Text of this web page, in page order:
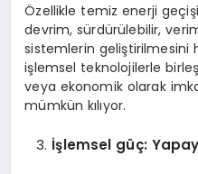
Özellikle temiz enerji
devrim, sürdürülebilir,
sistemlerin geliştirilmesini
işlemsel teknolojilerle
veya ekonomik olarak
mümkün kılıyor.
İşlemsel güç: